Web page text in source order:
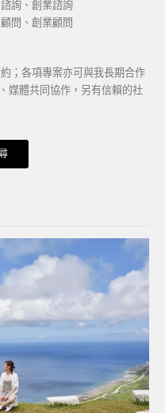
詢、創業諮詢
問、創業顧問
；各項專案亦可與我長期合作
媒體共同協作，另有信賴的社